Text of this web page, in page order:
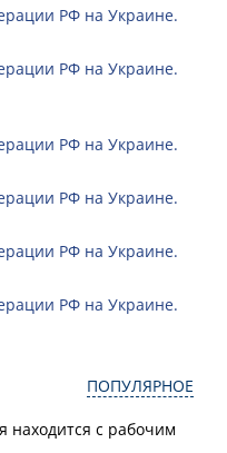
РФ на Украине.
РФ на Украине.
РФ на Украине.
РФ на Украине.
РФ на Украине.
РФ на Украине.
ПОПУЛЯРНОЕ
находится с рабочим